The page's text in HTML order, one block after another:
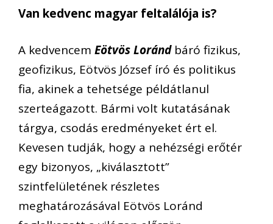
Van kedvenc magyar feltalálója is?
A kedvencem Eötvös Lorándbáró fizikus,
geofizikus, Eötvös József író és politikus
fia, akinek a tehetsége példátlanul
szerteágazott. Bármi volt kutatásának
tárgya, csodás eredményeket ért el.
Kevesen tudják, hogy a nehézségi erőtér
egy bizonyos, „kiválasztott”
szintfelületének részletes
meghatározásával Eötvös Loránd